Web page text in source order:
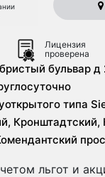
Лицензия
проверена
бульвар д
типа
Somatom Emotion
Кронштадтский,
Приморский
льгот и